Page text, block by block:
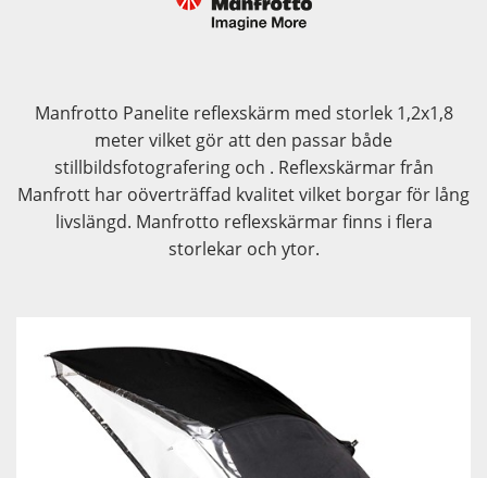
Manfrotto Panelite reflexskärm med storlek 1,2x1,8
meter vilket gör att den passar både
stillbildsfotografering och . Reflexskärmar från
Manfrott har oöverträffad kvalitet vilket borgar för lång
livslängd. Manfrotto reflexskärmar finns i flera
storlekar och ytor.